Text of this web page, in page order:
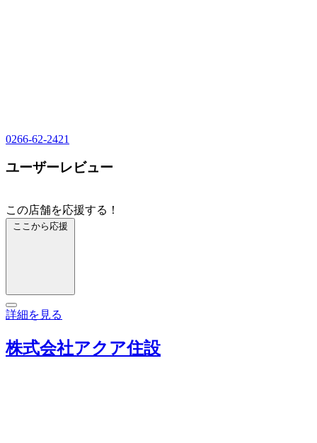
0266-62-2421
ユーザーレビュー
この店舗を応援する！
ここから応援
詳細を見る
株式会社アクア住設